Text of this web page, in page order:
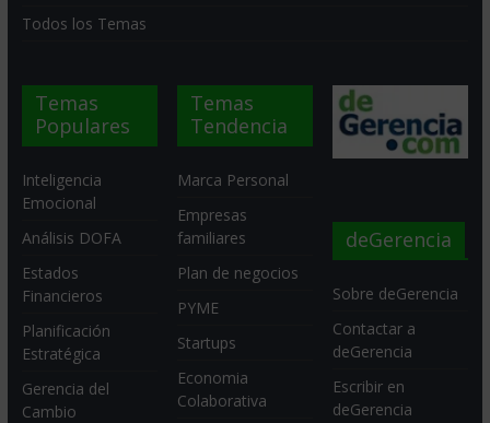
Todos los Temas
Temas
Populares
Inteligencia
Emocional
Análisis DOFA
Estados
Financieros
Planificación
Estratégica
Gerencia del
Cambio
Temas
Tendencia
Marca Personal
Empresas
familiares
Plan de negocios
PYME
Startups
Economia
Colaborativa
deGerencia
Sobre deGerencia
Contactar a
deGerencia
Escribir en
deGerencia